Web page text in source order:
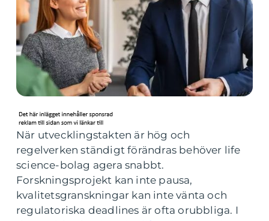
När utvecklingstakten är hög och
regelverken ständigt förändras behöver life
science-bolag agera snabbt.
Forskningsprojekt kan inte pausa,
kvalitetsgranskningar kan inte vänta och
regulatoriska deadlines är ofta orubbliga. I